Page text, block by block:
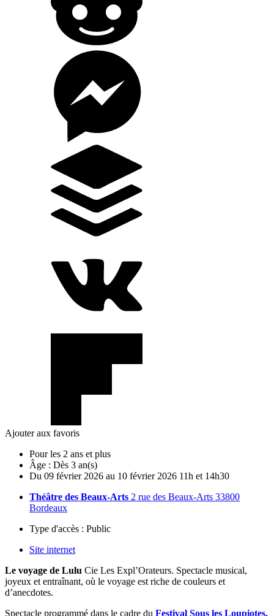
Ajouter aux favoris
Pour les 2 ans et plus
Âge : Dès 3 an(s)
Du 09 février 2026 au 10 février 2026 11h et 14h30
Théâtre des Beaux-Arts 2 rue des Beaux-Arts 33800
Bordeaux
Type d'accès : Public
Site internet
Le voyage de Lulu Cie Les Expl’Orateurs. Spectacle musical,
joyeux et entraînant, où le voyage est riche de couleurs et
d’anecdotes.
Spectacle programmé dans le cadre du Festival Sous les Loupiotes.